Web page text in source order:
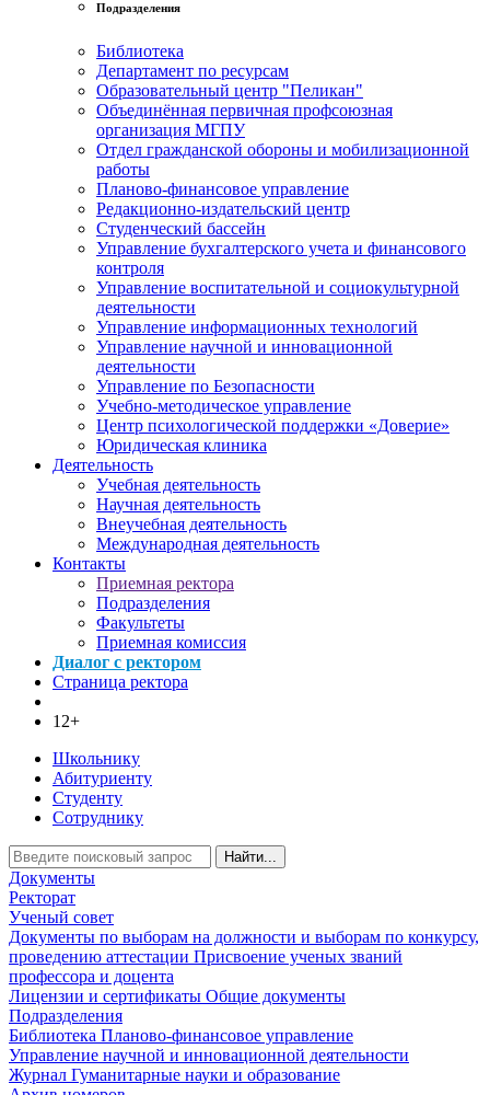
Подразделения
Библиотека
Департамент по ресурсам
Образовательный центр "Пеликан"
Объединённая первичная профсоюзная
организация МГПУ
Отдел гражданской обороны и мобилизационной
работы
Планово-финансовое управление
Редакционно-издательский центр
Студенческий бассейн
Управление бухгалтерского учета и финансового
контроля
Управление воспитательной и социокультурной
деятельности
Управление информационных технологий
Управление научной и инновационной
деятельности
Управление по Безопасности
Учебно-методическое управление
Центр психологической поддержки «Доверие»
Юридическая клиника
Деятельность
Учебная деятельность
Научная деятельность
Внеучебная деятельность
Международная деятельность
Контакты
Приемная ректора
Подразделения
Факультеты
Приемная комиссия
Диалог с ректором
Страница ректора
12+
Школьнику
Абитуриенту
Студенту
Сотруднику
Найти...
Документы
Ректорат
Ученый совет
Документы по выборам на должности и выборам по конкурсу,
проведению аттестации Присвоение ученых званий
профессора и доцента
Лицензии и сертификаты Общие документы
Подразделения
Библиотека Планово-финансовое управление
Управление научной и инновационной деятельности
Журнал Гуманитарные науки и образование